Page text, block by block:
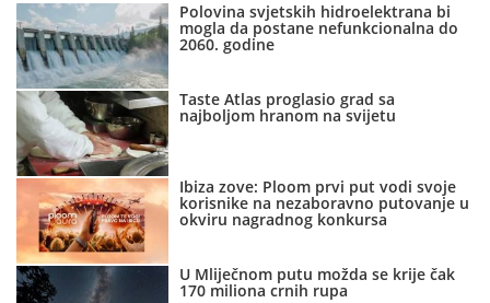
Polovina svjetskih hidroelektrana bi
mogla da postane nefunkcionalna do
2060. godine
Taste Atlas proglasio grad sa
najboljom hranom na svijetu
Ibiza zove: Ploom prvi put vodi svoje
korisnike na nezaboravno putovanje u
okviru nagradnog konkursa
U Mliječnom putu možda se krije čak
170 miliona crnih rupa